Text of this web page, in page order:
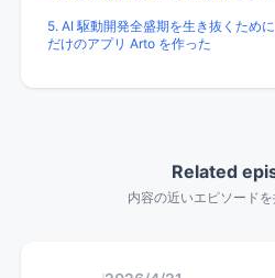
5. AI 駆動開発全盛期を生き抜くため
だけのアプリ Arto を作った
Related
内容の近いエピソード